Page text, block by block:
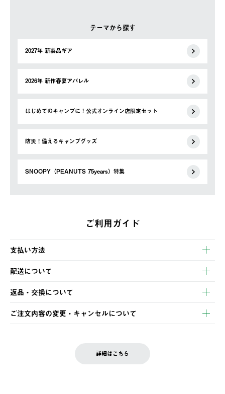
テーマから探す
2027年 新製品ギア
2026年 新作春夏アパレル
はじめてのキャンプに！公式オンライン店限定セット
防災！備えるキャンプグッズ
SNOOPY（PEANUTS 75years）特集
ご利用ガイド
支払い方法
以下のいずれかの方法でお支払いいただけます。
・クレジットカード決済
・コンビニ決済
・Pay-easy決済
配送について
【発送スケジュール】
ご注文・ご入金完了より2営業日以内に商品を発送いたします。
土日祝の発送はございませんので、木曜日以降のご注文は週明け
の発送となる場合がございます。
返品・交換について
※お客様都合の場合
お客様都合の返品にかかる送料は、お客様ご負担とさせていただ
ご注文内容の変更・キャンセルについて
LOGOS FAMILY会員の方は、会員マイページ内 購入履歴画面に
詳細はこちら